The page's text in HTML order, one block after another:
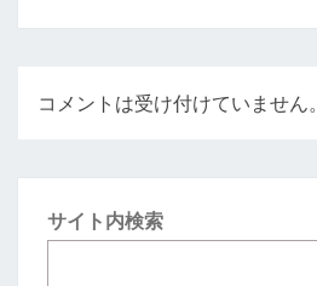
ョ
コメントは受け付けていません。
サイト内検索